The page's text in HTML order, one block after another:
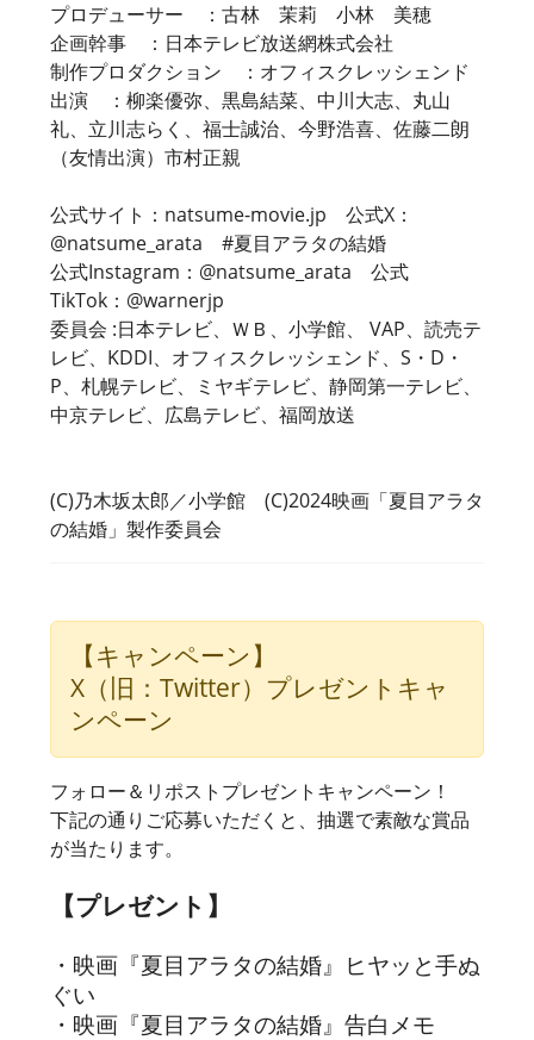
プロデューサー ：古林 茉莉 小林 美穂
企画幹事 ：日本テレビ放送網株式会社
制作プロダクション ：オフィスクレッシェンド
出演 ：柳楽優弥、黒島結菜、中川大志、丸山
礼、立川志らく、福士誠治、今野浩喜、佐藤二朗
（友情出演）市村正親
公式サイト：natsume-movie.jp 公式X：
@natsume_arata #夏目アラタの結婚
公式Instagram：@natsume_arata 公式
TikTok：@warnerjp
委員会 :日本テレビ、ＷＢ、小学館、 VAP、読売テ
レビ、KDDI、オフィスクレッシェンド、S・D・
P、札幌テレビ、ミヤギテレビ、静岡第一テレビ、
中京テレビ、広島テレビ、福岡放送
(C)乃木坂太郎／小学館 (C)2024映画「夏目アラタ
の結婚」製作委員会
【キャンペーン】
X（旧：Twitter）プレゼントキャ
ンペーン
フォロー＆リポストプレゼントキャンペーン！
下記の通りご応募いただくと、抽選で素敵な賞品
が当たります。
【プレゼント】
・映画『夏目アラタの結婚』ヒヤッと手ぬ
ぐい
・映画『夏目アラタの結婚』告白メモ